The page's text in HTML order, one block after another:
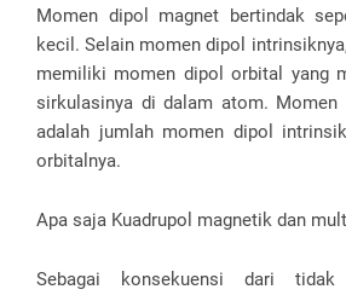
Momen dipol magnet bertindak
kecil. Selain momen dipol
memiliki momen dipol orbital yang
sirkulasinya di dalam atom.
adalah jumlah momen dipol
orbitalnya.
Apa saja Kuadrupol magnetik dan
Sebagai konsekuensi dari tidak